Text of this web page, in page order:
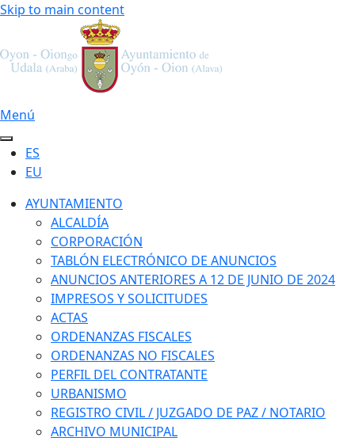
Skip to main content
Menú
ES
EU
AYUNTAMIENTO
ALCALDÍA
CORPORACIÓN
TABLÓN ELECTRÓNICO DE ANUNCIOS
ANUNCIOS ANTERIORES A 12 DE JUNIO DE 2024
IMPRESOS Y SOLICITUDES
ACTAS
ORDENANZAS FISCALES
ORDENANZAS NO FISCALES
PERFIL DEL CONTRATANTE
URBANISMO
REGISTRO CIVIL / JUZGADO DE PAZ / NOTARIO
ARCHIVO MUNICIPAL